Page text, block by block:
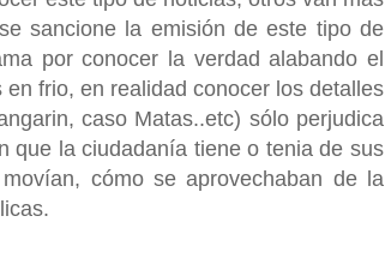
sancione la emisión de este tipo de
por conocer la verdad alabando el
frio, en realidad conocer los detalles
caso Matas..etc) sólo perjudica
que la ciudadanía tiene o tenia de sus
cómo se aprovechaban de la